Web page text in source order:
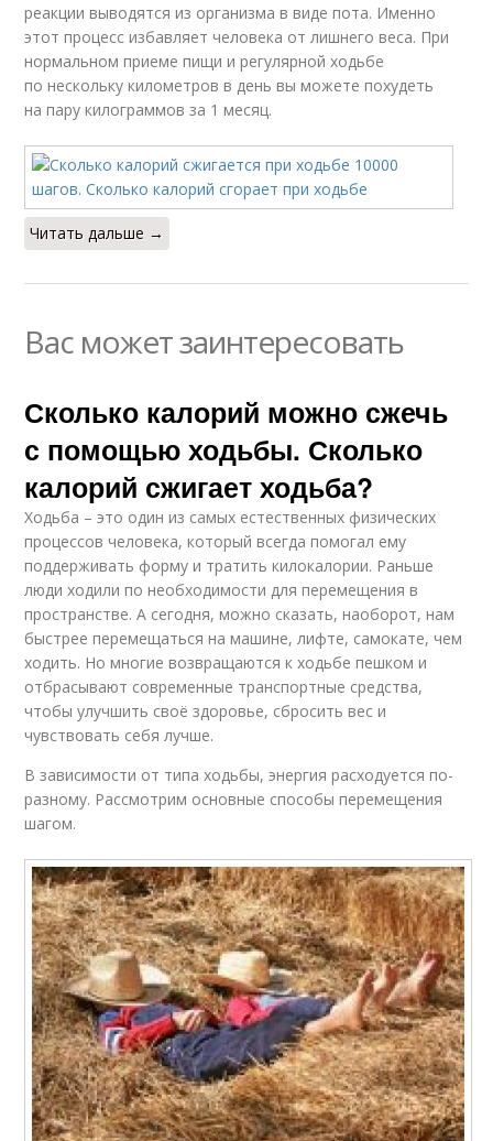
реакции выводятся из организма в виде пота. Именно
этот процесс избавляет человека от лишнего веса. При
нормальном приеме пищи и регулярной ходьбе
по нескольку километров в день вы можете похудеть
на пару килограммов за 1 месяц.
Читать дальше →
Вас может заинтересовать
Сколько калорий можно сжечь
с помощью ходьбы. Сколько
калорий сжигает ходьба?
Ходьба – это один из самых естественных физических
процессов человека, который всегда помогал ему
поддерживать форму и тратить килокалории. Раньше
люди ходили по необходимости для перемещения в
пространстве. А сегодня, можно сказать, наоборот, нам
быстрее перемещаться на машине, лифте, самокате, чем
ходить. Но многие возвращаются к ходьбе пешком и
отбрасывают современные транспортные средства,
чтобы улучшить своё здоровье, сбросить вес и
чувствовать себя лучше.
В зависимости от типа ходьбы, энергия расходуется по-
разному. Рассмотрим основные способы перемещения
шагом.